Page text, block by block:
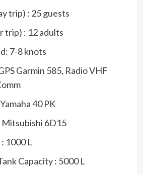
trip) : 25 guests
trip) : 12 adults
7-8 knots
Garmin 585, Radio VHF
40 PK
Mitsubishi 6D15
1000 L
Capacity : 5000 L